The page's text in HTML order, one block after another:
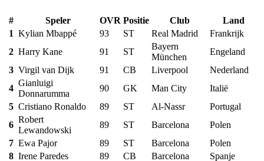
# Speler OVR Positie Club
Land
1 Kylian Mbappé 93 ST Real Madrid
Frankrijk
2 Harry Kane 91 ST
Bayern
München
Engeland
3 Virgil van Dijk 91 CB Liverpool
Nederland
4
Gianluigi
Donnarumma
90 GK Man City
Italië
5 Cristiano Ronaldo 89 ST Al-Nassr
Portugal
6
Robert
Lewandowski
89 ST Barcelona
Polen
7 Ewa Pajor 89 ST Barcelona
Polen
8 Irene Paredes 89 CB Barcelona
Spanje